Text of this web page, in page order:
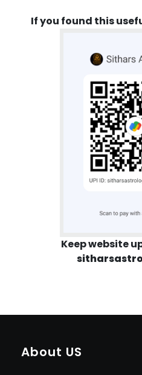
If you found this
Keep website
About US